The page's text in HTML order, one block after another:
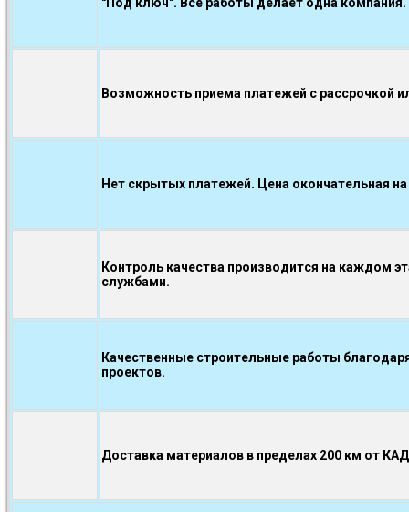
"Под ключ". Все работы делает одна компания.
Возможность приема платежей с рассрочкой
Нет скрытых платежей. Цена окончательная
Контроль качества производится на каждом
службами.
Качественные строительные работы
проектов.
Доставка материалов в пределах 200 км от